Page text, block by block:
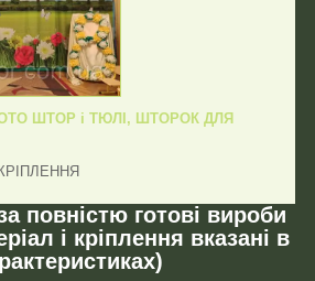
ШТОР і ТЮЛІ, ШТОРОК ДЛЯ
повністю готові вироби
і кріплення вказані в